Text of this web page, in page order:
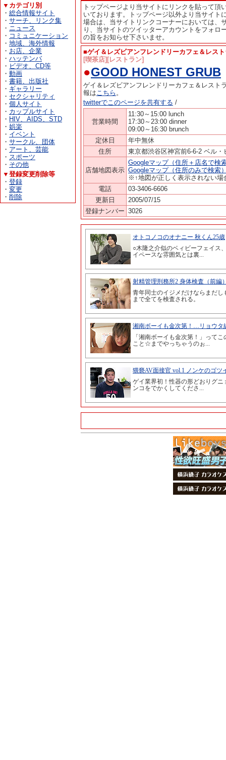
▼カテゴリ別
・ 総合情報サイト
・ サーチ、リンク集
・ ニュース
・ コミュニケーション
・ 地域、海外情報
・ お店、企業
・ ハッテンバ
・ ビデオ、CD等
・ 動画
・ 書籍、出版社
・ ギャラリー
・ セクシャリティ
・ 個人サイト
・ カップルサイト
・ HIV、AIDS、STD
・ 娯楽
・ イベント
・ サークル、団体
・ アート、芸能
・ スポーツ
・ その他
▼登録変更削除等
・ 登録
・ 変更
・ 削除
トップページより当サイトにリンクを貼って
いております。トップページ以外より当サイト
場合は、当サイトリンクコーナーにおいては、
り、当サイトのツイッターアカウントをフォ
の旨をお知らせ下さいませ。
■ゲイ＆レズビアンフレンドリーカフェ＆レス
[喫茶店][レストラン]
●GOOD HONEST GRUB
ゲイ＆レズビアンフレンドリーカフェ＆レスト
報はこちら 。
twitterでこのページを共有する /
営業時間
11:30～15:00 lunch
17:30～23:00 dinner
09:00～16:30 brunch
定休日
年中無休
住所
東京都渋谷区神宮前6-6-2 ベル
店舗地図表示
Googleマップ（住所＋店名で検
Googleマップ（住所のみで検索
※↑地図が正しく表示されない場
電話
03-3406-6606
更新日
2005/07/15
登録ナンバー 3026